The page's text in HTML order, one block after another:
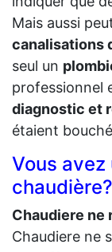
Mais aussi
canalisations
seul un
professionnel
diagnostic et
étaient
Vous avez
chaudière?
Chaudiere ne
Chaudiere ne